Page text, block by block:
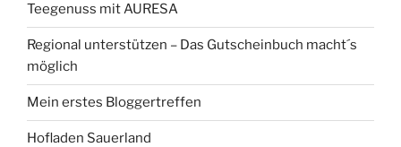
Teegenuss mit AURESA
Regional unterstützen – Das Gutscheinbuch macht´s
möglich
Mein erstes Bloggertreffen
Hofladen Sauerland